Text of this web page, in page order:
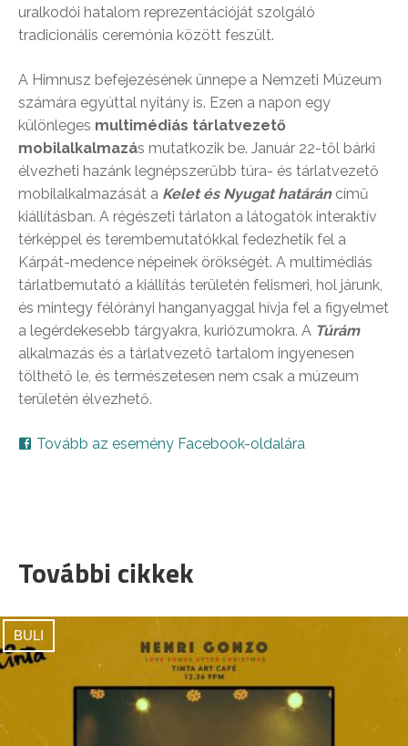
uralkodói hatalom reprezentációját szolgáló
tradicionális ceremónia között feszült.
A Himnusz befejezésének ünnepe a Nemzeti Múzeum
számára egyúttal nyitány is. Ezen a napon egy
különleges multimédiás tárlatvezető
mobilalkalmazás mutatkozik be. Január 22-től bárki
élvezheti hazánk legnépszerűbb túra- és tárlatvezető
mobilalkalmazását a Kelet és Nyugat határáncímű
kiállításban. A régészeti tárlaton a látogatók interaktív
térképpel és terembemutatókkal fedezhetik fel a
Kárpát-medence népeinek örökségét. A multimédiás
tárlatbemutató a kiállítás területén felismeri, hol járunk,
és mintegy félórányi hanganyaggal hívja fel a figyelmet
a legérdekesebb tárgyakra, kuriózumokra. A Túrám
alkalmazás és a tárlatvezető tartalom ingyenesen
tölthető le, és természetesen nem csak a múzeum
területén élvezhető.
Tovább az esemény Facebook-oldalára
További cikkek
BULI